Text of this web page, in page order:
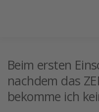
STORES / HÄNDLER
Beim ersten
nachdem das
bekomme ich